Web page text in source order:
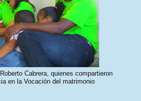
Cabrera, quienes compartieron
en la Vocación del matrimonio